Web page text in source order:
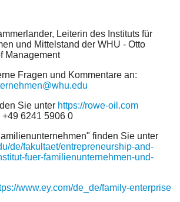
Leiterin des Instituts für
und Mittelstand der WHU - Otto
Management
Fragen und Kommentare an:
Sie unter https://rowe-oil.com
+49 6241 5906 0
finden Sie unter
de/fakultaet/entrepreneurship-and-
fuer-familienunternehmen-und-
www.ey.com/de_de/family-enterprise